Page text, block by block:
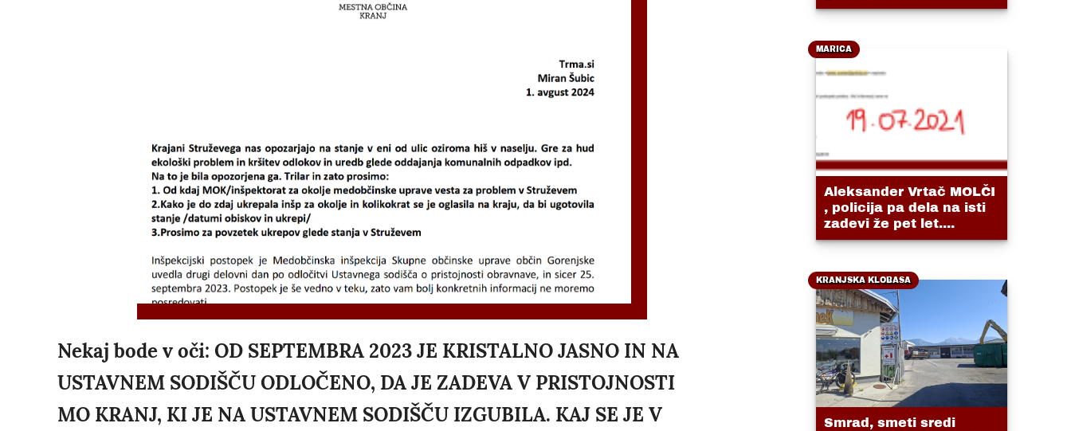
Nekaj bode v oči: OD SEPTEMBRA 2023 JE KRISTALNO JASNO IN NA
USTAVNEM SODIŠČU ODLOČENO, DA JE ZADEVA V PRISTOJNOSTI
MO KRANJ, KI JE NA USTAVNEM SODIŠČU IZGUBILA. KAJ SE JE V
MARICA
Aleksander Vrtač MOLČI
, policija pa dela na isti
zadevi že pet let....
KRANJSKA KLOBASA
Smrad, smeti sredi